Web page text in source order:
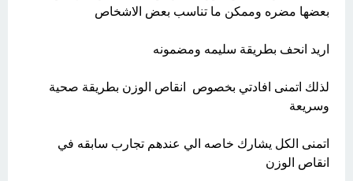
بعضها مضره وممكن ما تناسب بعض الاشخاص
اريد انحف بطريقة سليمه ومضمونه
لذلك اتمنى افادتي بخصوص انقاص الوزن بطريقة صحية
وسريعة
اتمنى الكل يشارك خاصه الي عندهم تجارب سابقه في
انقاص الوزن